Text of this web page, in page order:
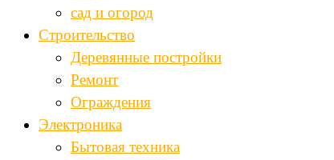
сад и огород
Строительство
Деревянные постройки
Ремонт
Ограждения
Электроника
Бытовая техника